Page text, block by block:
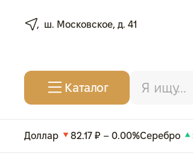
ш. Московское, д. 41
Каталог
Доллар 82.17 ₽ – 0.00%Серебро